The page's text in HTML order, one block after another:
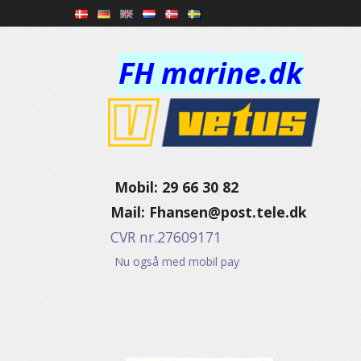
FH marine.dk
Mobil: 29 66 30 82
Mail: Fhansen@post.tele.dk
CVR nr.27609171
Nu også med mobil pay